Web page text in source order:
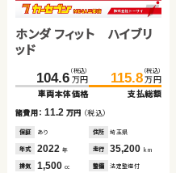
ホンダ フィット ハイブリ
ッド
104.6 （税込）
万円
車両本体価格
115.8 （税込）
万円
支払総額
諸費用：11.2 万円 （税込）
保証 あり 住所 埼玉県
年式 2022 年 走行 35,200 km
排気 1,500 cc 整備 法定整備付
ホンダ フリード＋ ハイブ
リッド
213.0 （税込）
万円
車両本体価格
218.0 （税込）
万円
支払総額
諸費用：5.0万円（税込）
保証 あり 住所 宮城県
年式 2023 年 走行 63,900 km
排気 1,500 cc 整備 法定整備付
スズキ ジムニー
214.1 （税込）
万円
車両本体価格
229.7 （税込）
万円
支払総額
諸費用：15.6 万円 （税込）
保証 あり 住所 茨城県
年式 2026 年 走行 100km
排気 660cc 整備 法定整備付